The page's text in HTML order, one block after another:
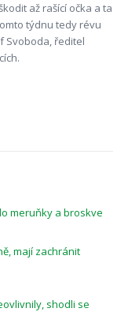
až rašící očka a ta
týdnu tedy révu
Svoboda, ředitel
meruňky a broskve
mají zachránit
shodli se